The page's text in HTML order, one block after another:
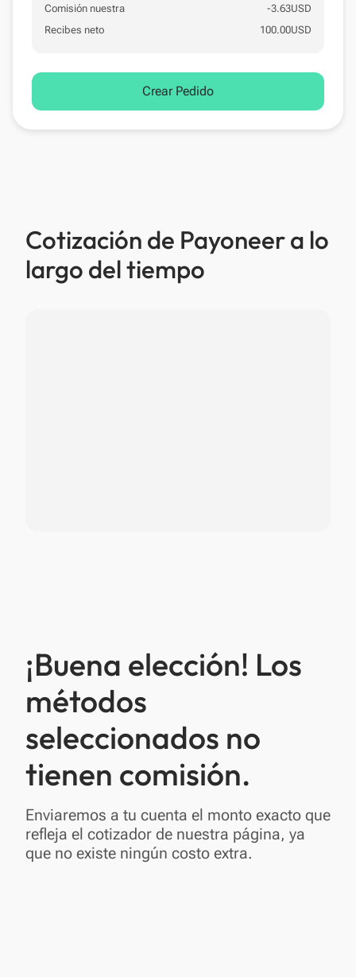
Comisión nuestra -3.63USD
Recibes neto
100.00USD
Crear Pedido
Cotización de Payoneer a lo
largo del tiempo
¡Buena elección! Los
métodos
seleccionados no
tienen comisión.
Enviaremos a tu cuenta el monto exacto que
refleja el cotizador de nuestra página, ya
que no existe ningún costo extra.